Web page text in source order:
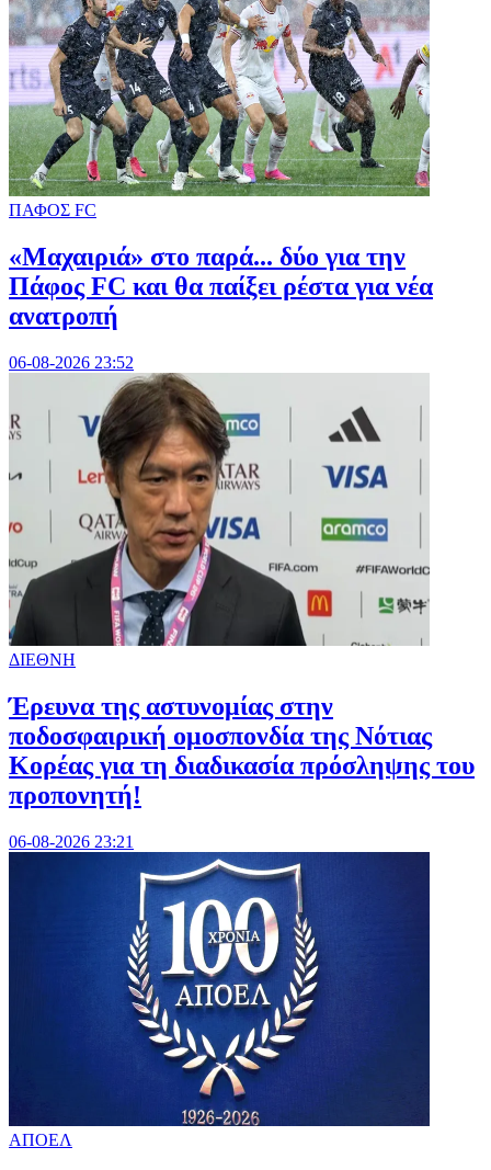
ΠΑΦΟΣ FC
«Μαχαιριά» στο παρά... δύο για την
Πάφος FC και θα παίξει ρέστα για νέα
ανατροπή
06-08-2026 23:52
ΔΙΕΘΝΗ
Έρευνα της αστυνομίας στην
ποδοσφαιρική ομοσπονδία της Νότιας
Κορέας για τη διαδικασία πρόσληψης του
προπονητή!
06-08-2026 23:21
ΑΠΟΕΛ